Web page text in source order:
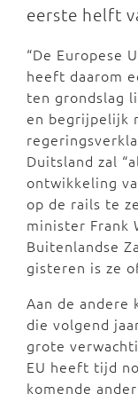
eerste helft
“De Europese
heeft daarom
ten grondslag
en begrijpelijk
Duitsland zal
ontwikkeling
op de rails te
minister Frank
Buitenlandse
gisteren is ze
Aan de andere
die volgend
grote
EU heeft tijd
komende